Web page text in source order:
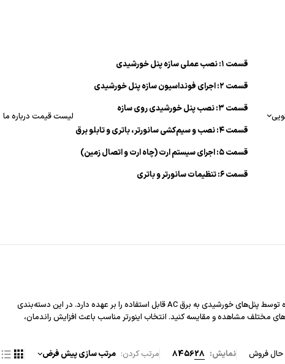
قسمت ۱: نصب عملی سازه پنل خورشیدی
قسمت ۲: اجرای فونداسیون سازه پنل خورشیدی
قسمت ۳: نصب پنل خورشیدی روی سازه
قسمت ۴: نصب و سیم‌کشی سانورتر، باتری و تابلو برق
قسمت ۵: اجرای سیستم ارت (چاه ارت و اتصال زمین)
قسمت ۶: تنظیمات سانورتر و باتری
لیست قیمتدرباره ما
(سانورتر) اینورتر خورشیدی یکی از مهم‌ترین اجزای سیستم‌های انرژی خورشیدی است که وظیفه تبدیل برق DC تولیدشده توسط پنل‌های خورشیدی به برق AC قابل استفاده را بر عهده دارد. در این دسته‌بندی
مختلف مشاهده و مقایسه کنید. انتخاب اینورتر مناسب باعث افزایش راندمان،
فروش نمایش: 28
56
84 مرتب کردن مرتب سازی پیش فرض